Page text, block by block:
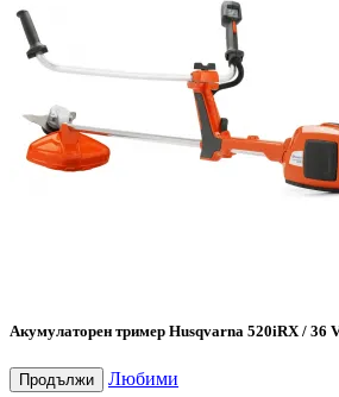
Акумулаторен тример Husqvarna 520iRX / 36
Продължи Любими